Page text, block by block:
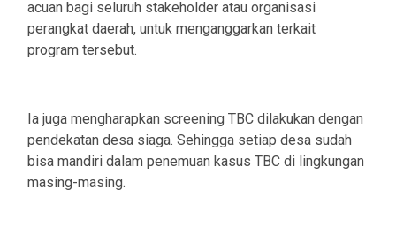
acuan bagi seluruh stakeholder atau organisasi
perangkat daerah, untuk menganggarkan terkait
program tersebut.
Ia juga mengharapkan screening TBC dilakukan dengan
pendekatan desa siaga. Sehingga setiap desa sudah
bisa mandiri dalam penemuan kasus TBC di lingkungan
masing-masing.